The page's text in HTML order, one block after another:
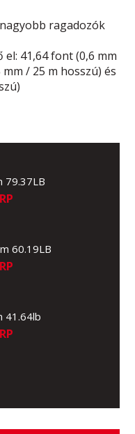
ragadozók
41,64 font (0,6 mm
/ 25 m hosszú) és
79.37LB
60.19LB
41.64lb